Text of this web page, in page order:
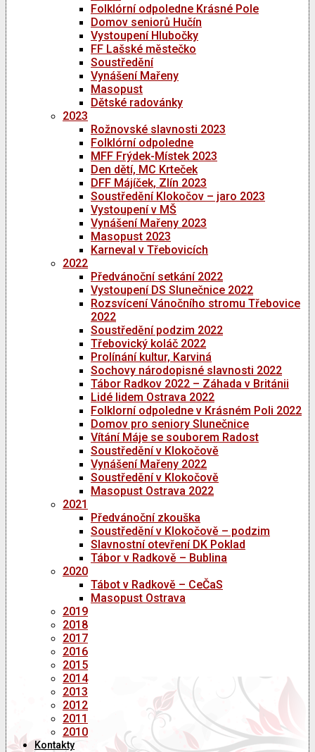
Folklórní odpoledne Krásné Pole
Domov seniorů Hučín
Vystoupení Hlubočky
FF Lašské městečko
Soustředění
Vynášení Mařeny
Masopust
Dětské radovánky
2023
Rožnovské slavnosti 2023
Folklórní odpoledne
MFF Frýdek-Místek 2023
Den dětí, MC Krteček
DFF Májíček, Zlín 2023
Soustředění Klokočov – jaro 2023
Vystoupení v MŠ
Vynášení Mařeny 2023
Masopust 2023
Karneval v Třebovicích
2022
Předvánoční setkání 2022
Vystoupení DS Slunečnice 2022
Rozsvícení Vánočního stromu Třebovice
2022
Soustředění podzim 2022
Třebovický koláč 2022
Prolínání kultur, Karviná
Sochovy národopisné slavnosti 2022
Tábor Radkov 2022 – Záhada v Británii
Lidé lidem Ostrava 2022
Folklorní odpoledne v Krásném Poli 2022
Domov pro seniory Slunečnice
Vítání Máje se souborem Radost
Soustředění v Klokočově
Vynášení Mařeny 2022
Soustředění v Klokočově
Masopust Ostrava 2022
2021
Předvánoční zkouška
Soustředění v Klokočově – podzim
Slavnostní otevření DK Poklad
Tábor v Radkově – Bublina
2020
Tábot v Radkově – CeČaS
Masopust Ostrava
2019
2018
2017
2016
2015
2014
2013
2012
2011
2010
Kontakty